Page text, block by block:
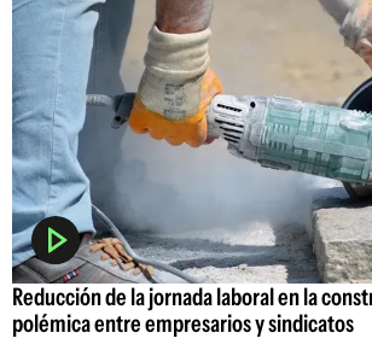
Reducción de la jornada laboral en la
polémica entre empresarios y sindicatos